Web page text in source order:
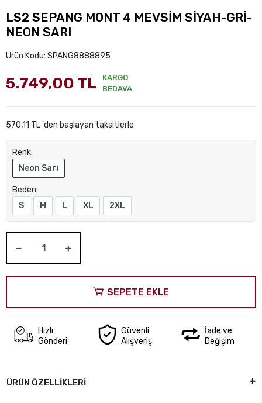
LS2 SEPANG MONT 4 MEVSİM SİYAH-GRİ-
NEON SARI
Ürün Kodu: SPANG8888895
5.749,00 TL
KARGO
BEDAVA
570,11 TL 'den başlayan taksitlerle
Renk:
Neon Sarı
Beden:
S
M L XL 2XL
SEPETE EKLE
Hızlı
Gönderi
Güvenli
Alışveriş
İade ve
Değişim
ÜRÜN ÖZELLİKLERİ